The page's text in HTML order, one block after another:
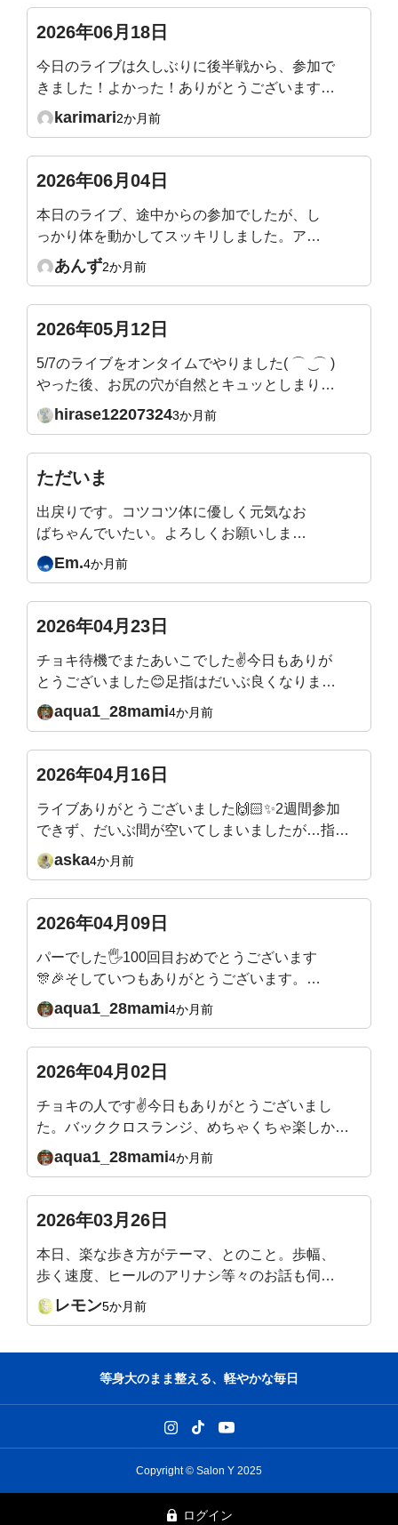
2026年06月18日
今日のライブは久しぶりに後半戦から、参加で
きました！よかった！ありがとうございます😊
横隔膜を直接ほぐすときに、パリパリと剥がれ
ります。痛くはないですが、音の正体はなんな
んでしょうか？？
karimari2か月前
2026年06月04日
本日のライブ、途中からの参加でしたが、し
っかり体を動かしてスッキリしました。アー
カイブや他の動画を見ながら毎日少しずつ続
けてみようと思います。
あんず2か月前
2026年05月12日
5/7のライブをオンタイムでやりました( ⌒ ͜ ⌒ )
やった後、お尻の穴が自然とキュッとしまりま
した。あと、お腹の深いところまで自然と力が
入っていく感じです。←吉田先生、この状態、
抜けていたんだ、、、！とすごい気づきです。
姿勢も良くなってます。
hirase122073243か月前
ただいま
出戻りです。コツコツ体に優しく元気なお
ばちゃんでいたい。よろしくお願いしま
す。Em.4か月前
2026年04月23日
チョキ待機でまたあいこでした✌️今日もありが
とうございました😊足指はだいぶ良くなりまし
たが、人差し指がうまく動かず親指とぶつかり
がちです。地道に直していこうと思います。来
週そして5月もとても楽しみです✨またよろしく
お願いいたします🙇
aqua1_28mami4か月前
2026年04月16日
ライブありがとうございました🙌🏻✨2週間参加
できず、だいぶ間が空いてしまいましたが…指の
付け根から曲げるエクササイズは、ほぼ毎日やっ
ていたので！付け根から土踏まずまで、かなり曲
✨キツいエクササイズの時は、吉田先生が合いの
手を入れてくれるので🤣楽しみながらできてい
て、本当にありがたいです！先生の穏やかだけど
パワフルなエネルギーが大好きです✨
aska4か月前
2026年04月09日
パーでした🖐️100回目おめでとうございます
🎊🎉そしていつもありがとうございます。こ
れからもよろしくお願いいたします🙇
aqua1_28mami4か月前
2026年04月02日
チョキの人です✌今日もありがとうございまし
た。バッククロスランジ、めちゃくちゃ楽しかっ
たです✨バックランジよりやりやすい、バランス
が取りやすい気がします。足裏から体幹、しっか
て20秒、見事にフラフラで、足裏も踵も足首も不
安要素ありながら、軸かな？体幹かな？と悩んで
いたところです。足指も前よりマシになりました
がまだまだです。バッククロスランジご褒美に？
他のエクササイズも頑張ります。来週も楽しみで
す、どうぞよろしくお願いいたします🙇
aqua1_28mami4か月前
2026年03月26日
本日、楽な歩き方がテーマ、とのこと。歩幅、
歩く速度、ヒールのアリナシ等々のお話も伺っ
てみたいです。(LINEお知らせの『質問』をク
リックすると、此処に飛んでくるみたいで。書
レモン5か月前
等身大のまま整える、軽やかな毎日
Copyright © Salon Y 2025
ログイン